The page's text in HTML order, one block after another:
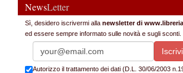
NewsLetter
Sì, desidero iscrivermi alla newsletter di
ed essere sempre informato sulle novità e sugli sconti.
Autorizzo il trattamento dei dati (D.L. 30/06/2003